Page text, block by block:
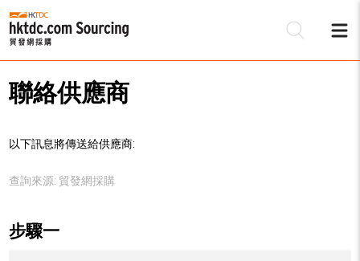
聯絡供應商
以下訊息將傳送給供應商:
查詢來源: 貿發網採購
步驟一